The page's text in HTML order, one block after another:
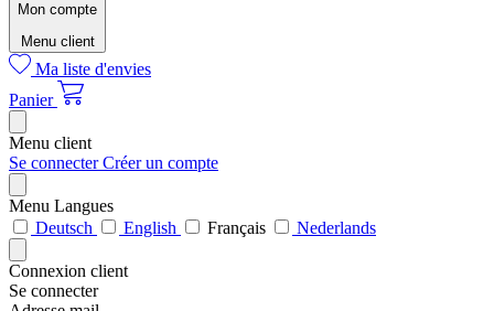
Mon compte
Menu client
Ma liste d'envies
Panier
Menu client
Se connecterCréer un compte
Menu Langues
Deutsch
English Français Nederlands
Connexion client
Se connecter